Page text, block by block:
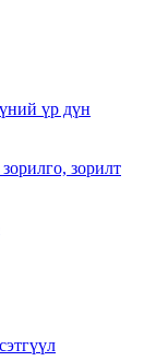
үр дүн
зорилт